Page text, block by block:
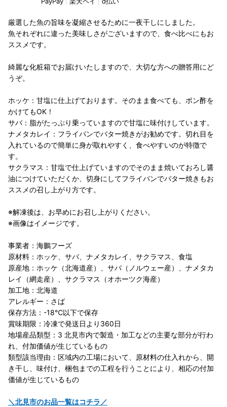
厳選した魚の旨味を凝縮させるために一夜干しにしました。
魚それぞれに違った美味しさがございますので、食べ比べにもお
ススメです。
綺麗な化粧箱でお届けいたしますので、大切な方への贈答用にど
うぞ。
ホッケ：甘塩に仕上げております。そのまま食べても、ポン酢を
かけてもOK！
サバ：脂がたっぷり乗っていますので甘塩に味付けしています。
ナメタカレイ：フライパンでバター焼きがお勧めです。切れ目を
入れているので簡単に身が取れやすく、食べやすいのが特徴で
す。
サクラマス：甘塩で仕上げていますのでそのまま焼いておろし醤
油につけていただくか、切身にしてフライパンでバター焼きもお
ススメの召し上がり方です。
※解凍後は、お早めにお召し上がりください。
※画像はイメージです。
事業者：海鵬フーズ
原材料：ホッケ、サバ、ナメタカレイ、サクラマス、食塩
原産地：ホッケ（北海道産）、サバ（ノルウェー産）、ナメタカ
レイ（網走産）、サクラマス（オホーツク海産）
加工地：北海道
アレルギー：さば
保存方法：-18℃以下で保存
賞味期限：冷凍で発送日より360日
地場産品類型：3 北見市内で製造・加工などの主要な部分が行わ
れ、付加価値が生じているもの
類型該当理由：区域内の工場において、原材料の仕入れから、開
き干し、味付け、梱包までの工程を行うことにより、相応の付加
価値が生じているもの
＼北見市のお品一覧はコチラ／